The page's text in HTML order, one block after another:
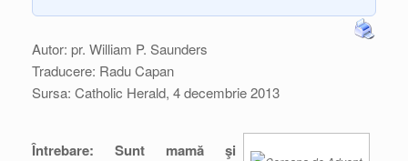
Autor: pr. William P. Saunders
Traducere: Radu Capan
Sursa: Catholic Herald, 4 decembrie 2013
Întrebare: Sunt mamă şi